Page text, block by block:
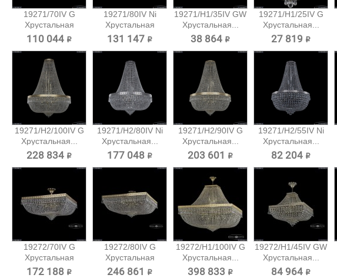
19271/70IV G
Хрустальная
потолочная...
110 044 ₽
19271/80IV Ni
Хрустальная
потолочная...
131 147 ₽
19271/H1/35IV GW
Хрустальная...
38 864 ₽
19271/H1/25IV G
Хрустальная...
27 819 ₽
19271/H2/100IV G
Хрустальная...
228 834 ₽
19271/H2/80IV Ni
Хрустальная...
177 048 ₽
19271/H2/90IV G
Хрустальная...
203 601 ₽
19271/H2/55IV Ni
Хрустальная...
82 204 ₽
19272/70IV G
Хрустальная
потолочная...
172 188 ₽
19272/80IV G
Хрустальная
потолочная...
246 861 ₽
19272/H1/100IV G
Хрустальная...
398 833 ₽
19272/H1/45IV GW
Хрустальная...
84 964 ₽